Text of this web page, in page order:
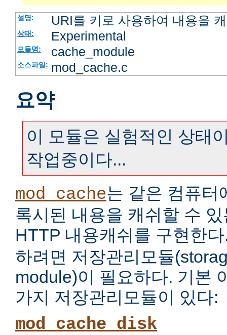
설명: URI를 키로 사용하여 내용을
상태: Experimental
모듈명: cache_module
소스파일: mod_cache.c
요약
이 모듈은 실험적인 상태
작업중이다...
mod_cache는 같은 컴퓨터
록시된 내용을 캐쉬할 수
HTTP 내용캐쉬를 구현한
하려면 저장관리모듈
module)이 필요하다. 기본
가지 저장관리모듈이 있다:
mod_cache_disk